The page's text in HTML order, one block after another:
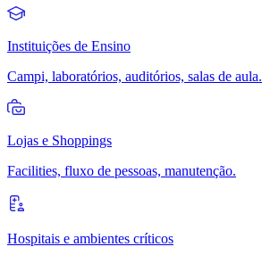
Instituições de Ensino
Campi, laboratórios, auditórios, salas de aula.
Lojas e Shoppings
Facilities, fluxo de pessoas, manutenção.
Hospitais e ambientes críticos